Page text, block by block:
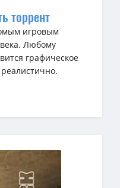
торрент
игровым
Любому
графическое